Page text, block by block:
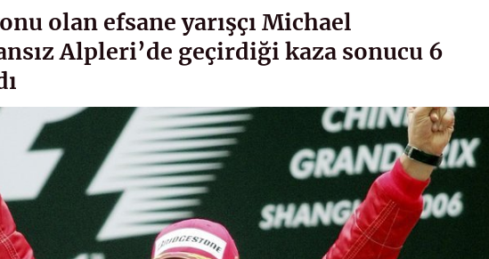
olan efsane yarışçı Michael
Alpleri’de geçirdiği kaza sonucu 6